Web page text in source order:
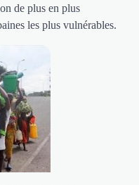
de plus en plus
les plus vulnérables.